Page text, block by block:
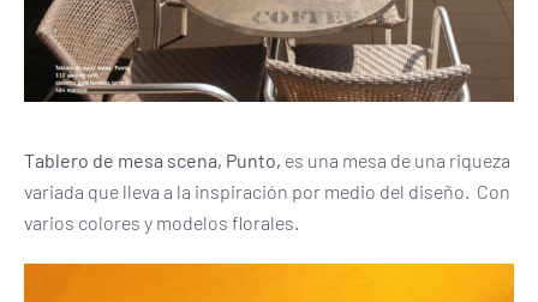
Tablero de mesa scena, Punto, es una mesa de una riqueza
variada que lleva a la inspiración por medio del diseño. Con
varios colores y modelos florales.